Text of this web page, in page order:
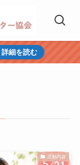
詳細を読む
活動内容